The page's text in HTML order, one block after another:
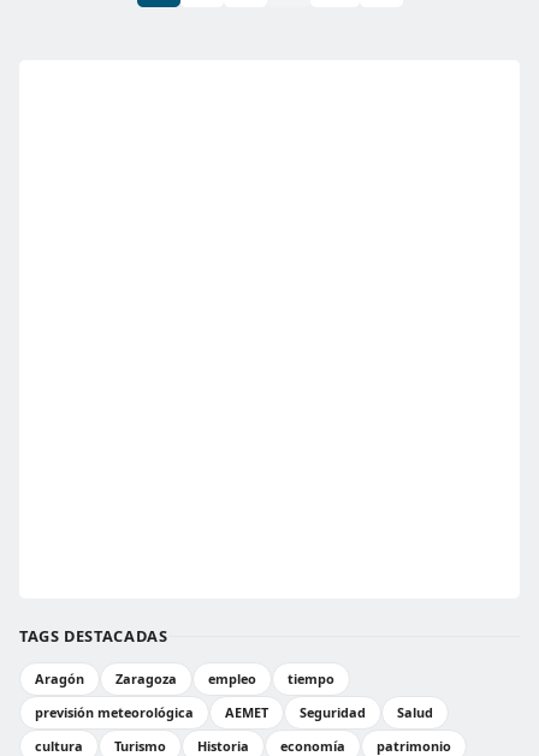
TAGS DESTACADAS
Aragón Zaragoza empleo
tiempo
previsión meteorológica
AEMET Seguridad
Salud
cultura
Turismo Historia economía
patrimonio